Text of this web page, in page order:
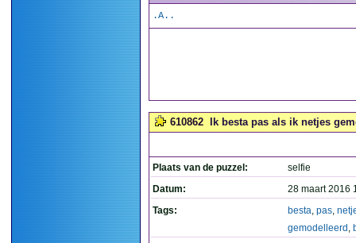
.A..
610862 Ik besta pas als ik netjes
Plaats van de puzzel:
selfie
Datum:
28 maart 2016
Tags:
besta, pas,
gemodelleerd ,